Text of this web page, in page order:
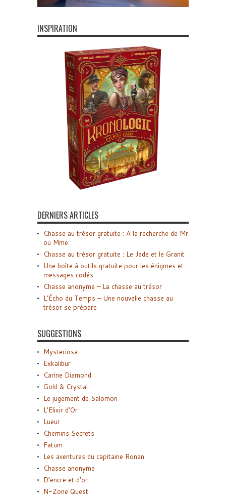
INSPIRATION
DERNIERS ARTICLES
Chasse au trésor gratuite : A la recherche de Mr
ou Mme
Chasse au trésor gratuite : Le Jade et le Granit
Une boîte à outils gratuite pour les énigmes et
messages codés
Chasse anonyme – La chasse au trésor
L’Écho du Temps – Une nouvelle chasse au
trésor se prépare
SUGGESTIONS
Mysteriosa
Exkalibur
Carine Diamond
Gold & Crystal
Le jugement de Salomon
L’Elixir d’Or
Lueur
Chemins Secrets
Fatum
Les aventures du capitaine Ronan
Chasse anonyme
D’encre et d’or
N-Zone Quest